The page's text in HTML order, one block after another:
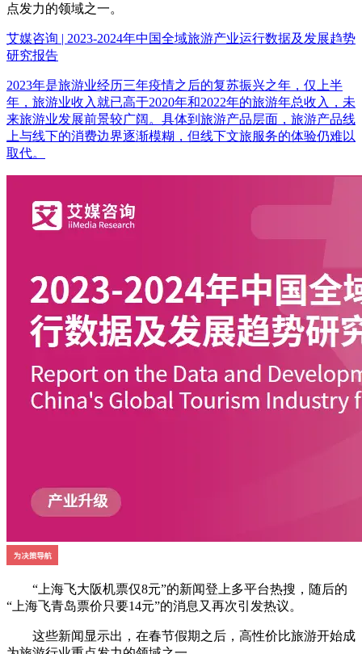
点发力的领域之一。
艾媒咨询 | 2023-2024年中国全域旅游产业运行数据及发展趋势
研究报告
2023年是旅游业经历三年疫情之后的复苏振兴之年，仅上半
年，旅游业收入就已高于2020年和2022年的旅游年总收入，未
来旅游业发展前景较广阔。具体到旅游产品层面，旅游产品线
上与线下的消费边界逐渐模糊，但线下文旅服务的体验仍难以
取代。
“上海飞大阪机票仅8元”的新闻登上多平台热搜，随后的
“上海飞青岛票价只要14元”的消息又再次引发热议。
这些新闻显示出，在春节假期之后，高性价比旅游开始成